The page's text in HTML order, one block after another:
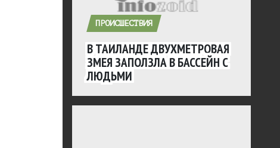
ПРОИСШЕСТВИЯ
В ТАИЛАНДЕ ДВУХМЕТРОВАЯ
ЗМЕЯ ЗАПОЛЗЛА В БАССЕЙН С
ЛЮДЬМИ